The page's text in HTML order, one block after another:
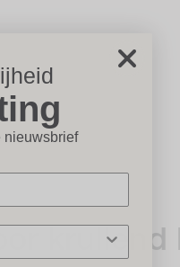
krullend
nieuwsbrief